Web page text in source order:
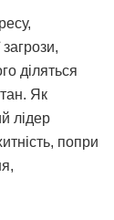
діляться
Як
лідер
попри